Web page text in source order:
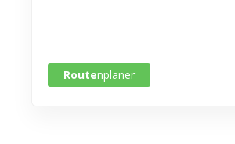
Routenplaner